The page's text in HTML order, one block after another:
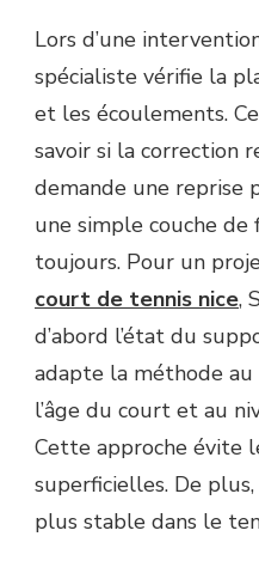
Lors d’une
spécialiste vérifie la
et les écoulements.
savoir si la correction
demande une reprise
une simple couche
toujours. Pour un
court de tennis nice,
d’abord l’état du
adapte la méthode
l’âge du court et au
Cette approche évite
superficielles. De
plus stable dans le